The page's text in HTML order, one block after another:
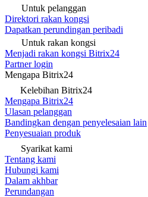
Untuk pelanggan
Direktori rakan kongsi
Dapatkan perundingan peribadi
Untuk rakan kongsi
Menjadi rakan kongsi Bitrix24
Partner login
Mengapa Bitrix24
Kelebihan Bitrix24
Mengapa Bitrix24
Ulasan pelanggan
Bandingkan dengan penyelesaian lain
Penyesuaian produk
Syarikat kami
Tentang kami
Hubungi kami
Dalam akhbar
Perundangan